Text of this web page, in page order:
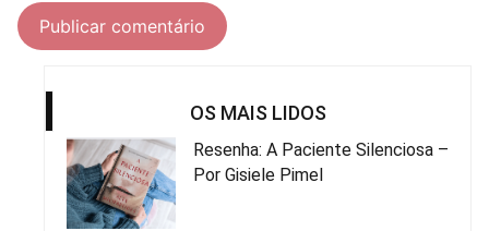
OS MAIS LIDOS
Resenha: A Paciente Silenciosa –
Por Gisiele Pimel